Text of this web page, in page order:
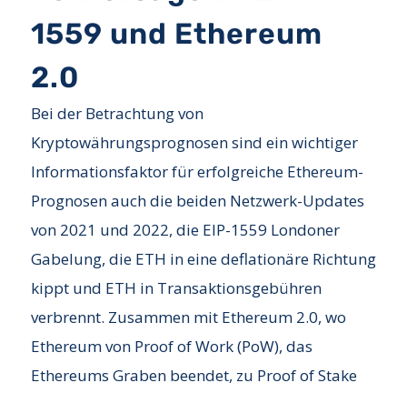
1559 und Ethereum
2.0
Bei der Betrachtung von
Kryptowährungsprognosen sind ein wichtiger
Informationsfaktor für erfolgreiche Ethereum-
Prognosen auch die beiden Netzwerk-Updates
von 2021 und 2022, die EIP-1559 Londoner
Gabelung, die ETH in eine deflationäre Richtung
kippt und ETH in Transaktionsgebühren
verbrennt. Zusammen mit Ethereum 2.0, wo
Ethereum von Proof of Work (PoW), das
Ethereums Graben beendet, zu Proof of Stake